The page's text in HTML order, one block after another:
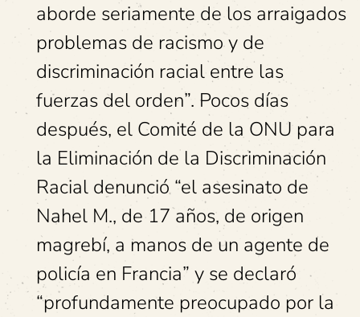
aborde seriamente de los arraigados
problemas de racismo y de
discriminación racial entre las
fuerzas del orden”. Pocos días
después, el Comité de la ONU para
la Eliminación de la Discriminación
Racial denunció “el asesinato de
Nahel M., de 17 años, de origen
magrebí, a manos de un agente de
policía en Francia” y se declaró
“profundamente preocupado por la